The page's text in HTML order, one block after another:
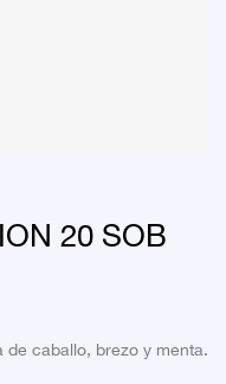
20 SOB
caballo, brezo y menta.